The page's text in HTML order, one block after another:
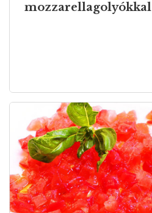
mozzarellagolyókkal